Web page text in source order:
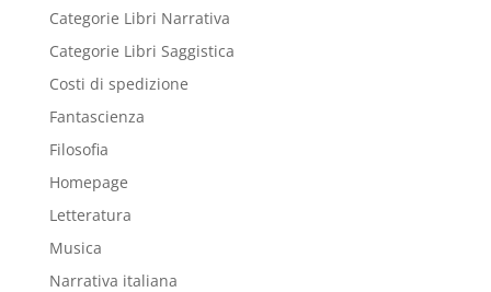
Categorie Libri Narrativa
Categorie Libri Saggistica
Costi di spedizione
Fantascienza
Filosofia
Homepage
Letteratura
Musica
Narrativa italiana